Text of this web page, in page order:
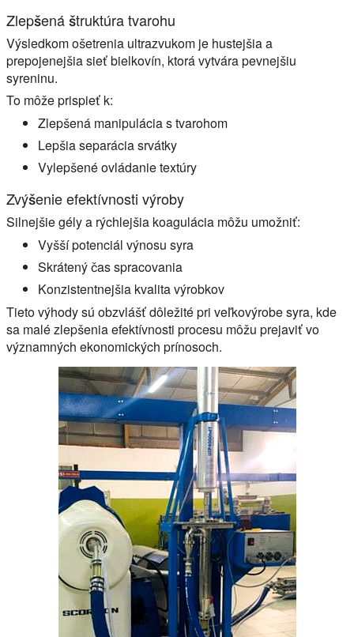
Zlepšená štruktúra tvarohu
Výsledkom ošetrenia ultrazvukom je hustejšia a
prepojenejšia sieť bielkovín, ktorá vytvára pevnejšiu
syreninu.
To môže prispieť k:
Zlepšená manipulácia s tvarohom
Lepšia separácia srvátky
Vylepšené ovládanie textúry
Zvýšenie efektívnosti výroby
Silnejšie gély a rýchlejšia koagulácia môžu umožniť:
Vyšší potenciál výnosu syra
Skrátený čas spracovania
Konzistentnejšia kvalita výrobkov
Tieto výhody sú obzvlášť dôležité pri veľkovýrobe syra, kde
sa malé zlepšenia efektívnosti procesu môžu prejaviť vo
významných ekonomických prínosoch.